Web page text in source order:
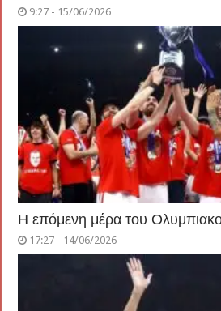
9:27 - 15/06/2026
Η επόμενη μέρα του
17:27 - 14/06/2026